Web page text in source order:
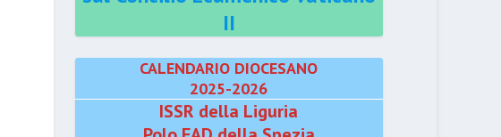
II
CALENDARIO DIOCESANO
2025-2026
ISSR della Liguria